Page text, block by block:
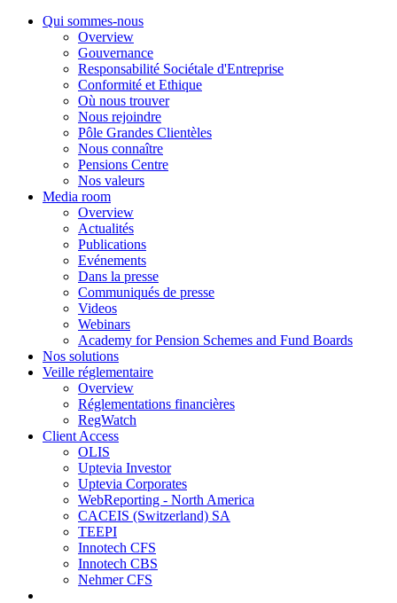
Qui sommes-nous
Overview
Gouvernance
Responsabilité Sociétale d'Entreprise
Conformité et Ethique
Où nous trouver
Nous rejoindre
Pôle Grandes Clientèles
Nous connaître
Pensions Centre
Nos valeurs
Media room
Overview
Actualités
Publications
Evénements
Dans la presse
Communiqués de presse
Videos
Webinars
Academy for Pension Schemes and Fund Boards
Nos solutions
Veille réglementaire
Overview
Réglementations financières
RegWatch
Client Access
OLIS
Uptevia Investor
Uptevia Corporates
WebReporting - North America
CACEIS (Switzerland) SA
TEEPI
Innotech CFS
Innotech CBS
Nehmer CFS